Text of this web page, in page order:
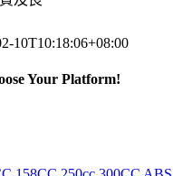
10T10:18:06+08:00
Your Platform!